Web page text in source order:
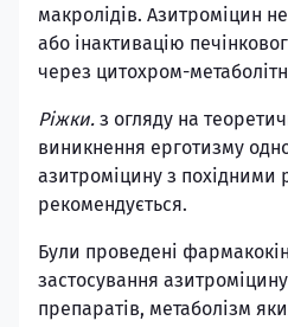
макролідів. Азитроміцин
або інактивацію
через цитохром-
Ріжки. з огляду на
виникнення ерготизму
азитроміцину з похідними
рекомендується.
Були проведені
застосування
препаратів, метаболізм